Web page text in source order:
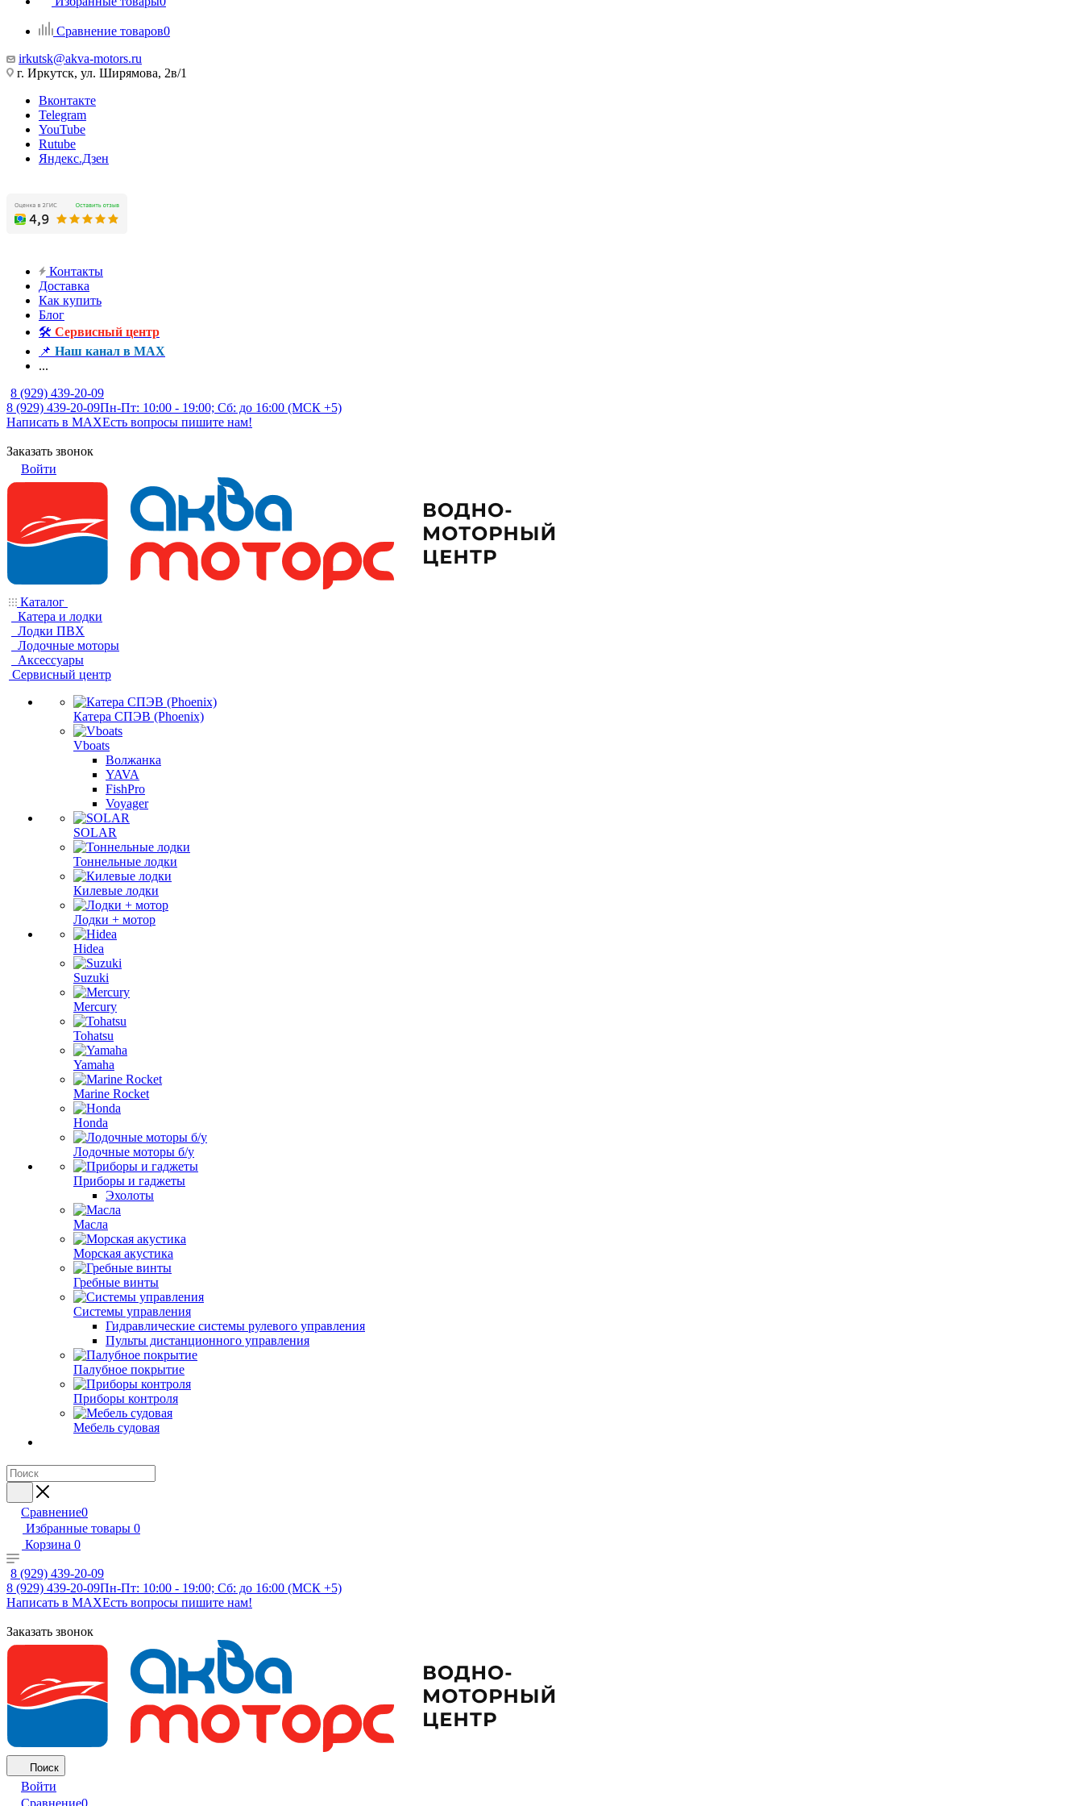
Сравнение товаров0
irkutsk@akva-motors.ru
г. Иркутск, ул. Ширямова, 2в/1
Вконтакте
Telegram
YouTube
Rutube
Яндекс.Дзен
Контакты
Доставка
Как купить
Блог
🛠️ Сервисный центр
📌 Наш канал в MAX
...
8 (929) 439-20-09
8 (929) 439-20-09Пн-Пт: 10:00 - 19:00; Сб: до 16:00 (МСК +5)
Написать в MAXЕсть вопросы пишите нам!
Заказать звонок
Войти
Каталог
Катера и лодки
Лодки ПВХ
Лодочные моторы
Аксессуары
Сервисный центр
Катера СПЭВ (Phoenix)
Vboats
Волжанка
YAVA
FishPro
Voyager
SOLAR
Тоннельные лодки
Килевые лодки
Лодки + мотор
Hidea
Suzuki
Mercury
Tohatsu
Yamaha
Marine Rocket
Honda
Лодочные моторы б/у
Приборы и гаджеты
Эхолоты
Масла
Морская акустика
Гребные винты
Системы управления
Гидравлические системы рулевого управления
Пульты дистанционного управления
Палубное покрытие
Приборы контроля
Мебель судовая
Сравнение0
Избранные товары 0
Корзина 0
8 (929) 439-20-09
8 (929) 439-20-09Пн-Пт: 10:00 - 19:00; Сб: до 16:00 (МСК +5)
Написать в MAXЕсть вопросы пишите нам!
Заказать звонок
Поиск
Войти
Сравнение0